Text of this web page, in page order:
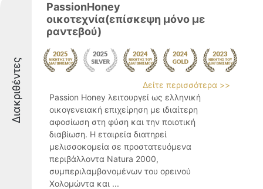
Διακριθέντες
PassionHoney
οικοτεχνία(επίσκεψη μόνο με
ραντεβού)
Δείτε περισσότερα >>
Passion Honey λειτουργεί ως ελληνική
οικογενειακή επιχείρηση με ιδιαίτερη
αφοσίωση στη φύση και την ποιοτική
διαβίωση. Η εταιρεία διατηρεί
μελισσοκομεία σε προστατευόμενα
περιβάλλοντα Natura 2000,
συμπεριλαμβανομένων του ορεινού
Χολομώντα και ...